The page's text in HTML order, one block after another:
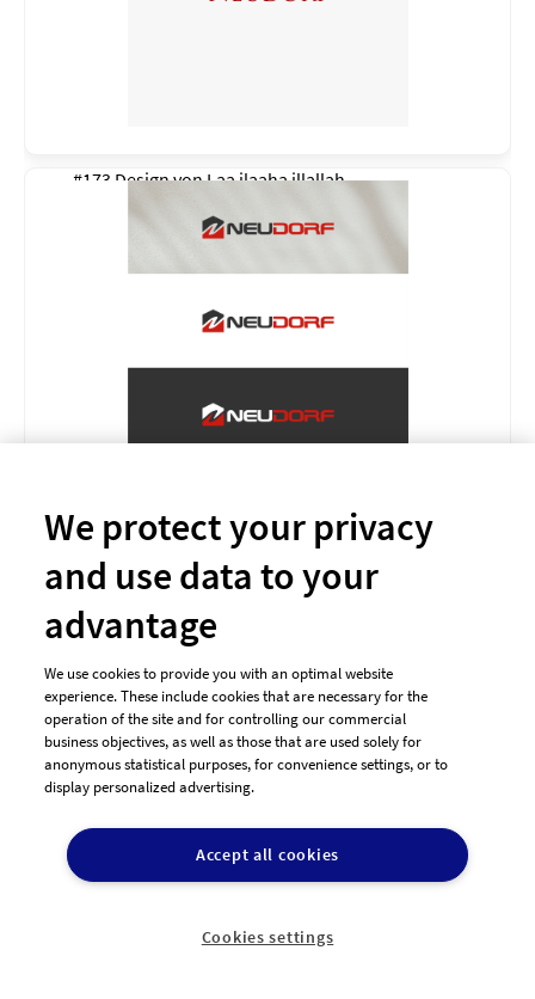
#173 Design vonLaa ilaaha illallah
#400 Logo-Design von
#384 Logo-Design von SREE
We protect your privacy
and use data to your
advantage
We use cookies to provide you with an optimal website
experience. These include cookies that are necessary for the
operation of the site and for controlling our commercial
business objectives, as well as those that are used solely for
anonymous statistical purposes, for convenience settings, or to
display personalized advertising.
Accept all cookies
Cookies settings